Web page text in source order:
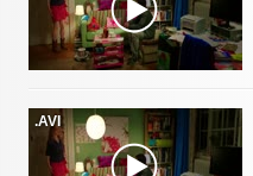
.AVI